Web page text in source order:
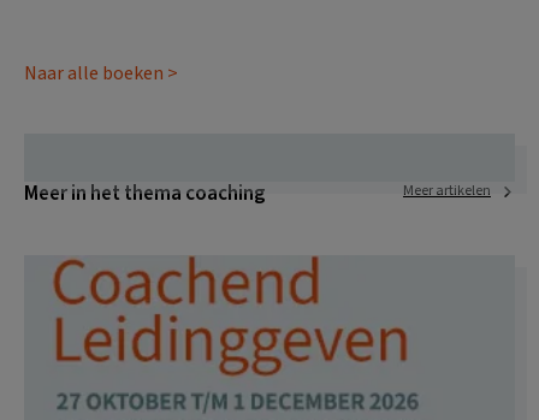
Naar alle boeken >
Meer in het thema coaching Meer artikelen